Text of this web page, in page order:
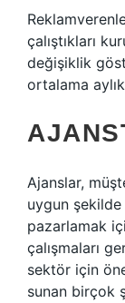
çalıştıkları
değişiklik
ortalama aylık
Ajanslar,
uygun
pazarlamak
çalışmaları
sektör için
sunan birçok